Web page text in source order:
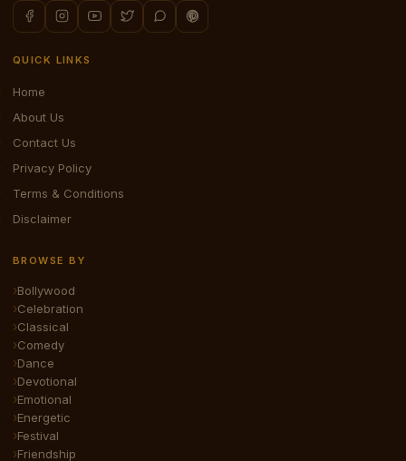
QUICK LINKS
Home
About Us
Contact Us
Privacy Policy
Terms & Conditions
Disclaimer
BROWSE BY
Bollywood
Celebration
Classical
Comedy
Dance
Devotional
Emotional
Energetic
Festival
Friendship